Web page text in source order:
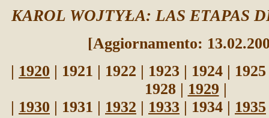
KAROL WOJTYŁA: LAS ETAPAS
[Aggiornamento:
| 1920 | 1921 | 1922 | 1923 | 1924 |
1928 | 1929 |
| 1930 | 1931 | 1932 | 1933 | 1934 | 1935